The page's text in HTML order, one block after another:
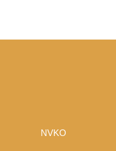
NVKO